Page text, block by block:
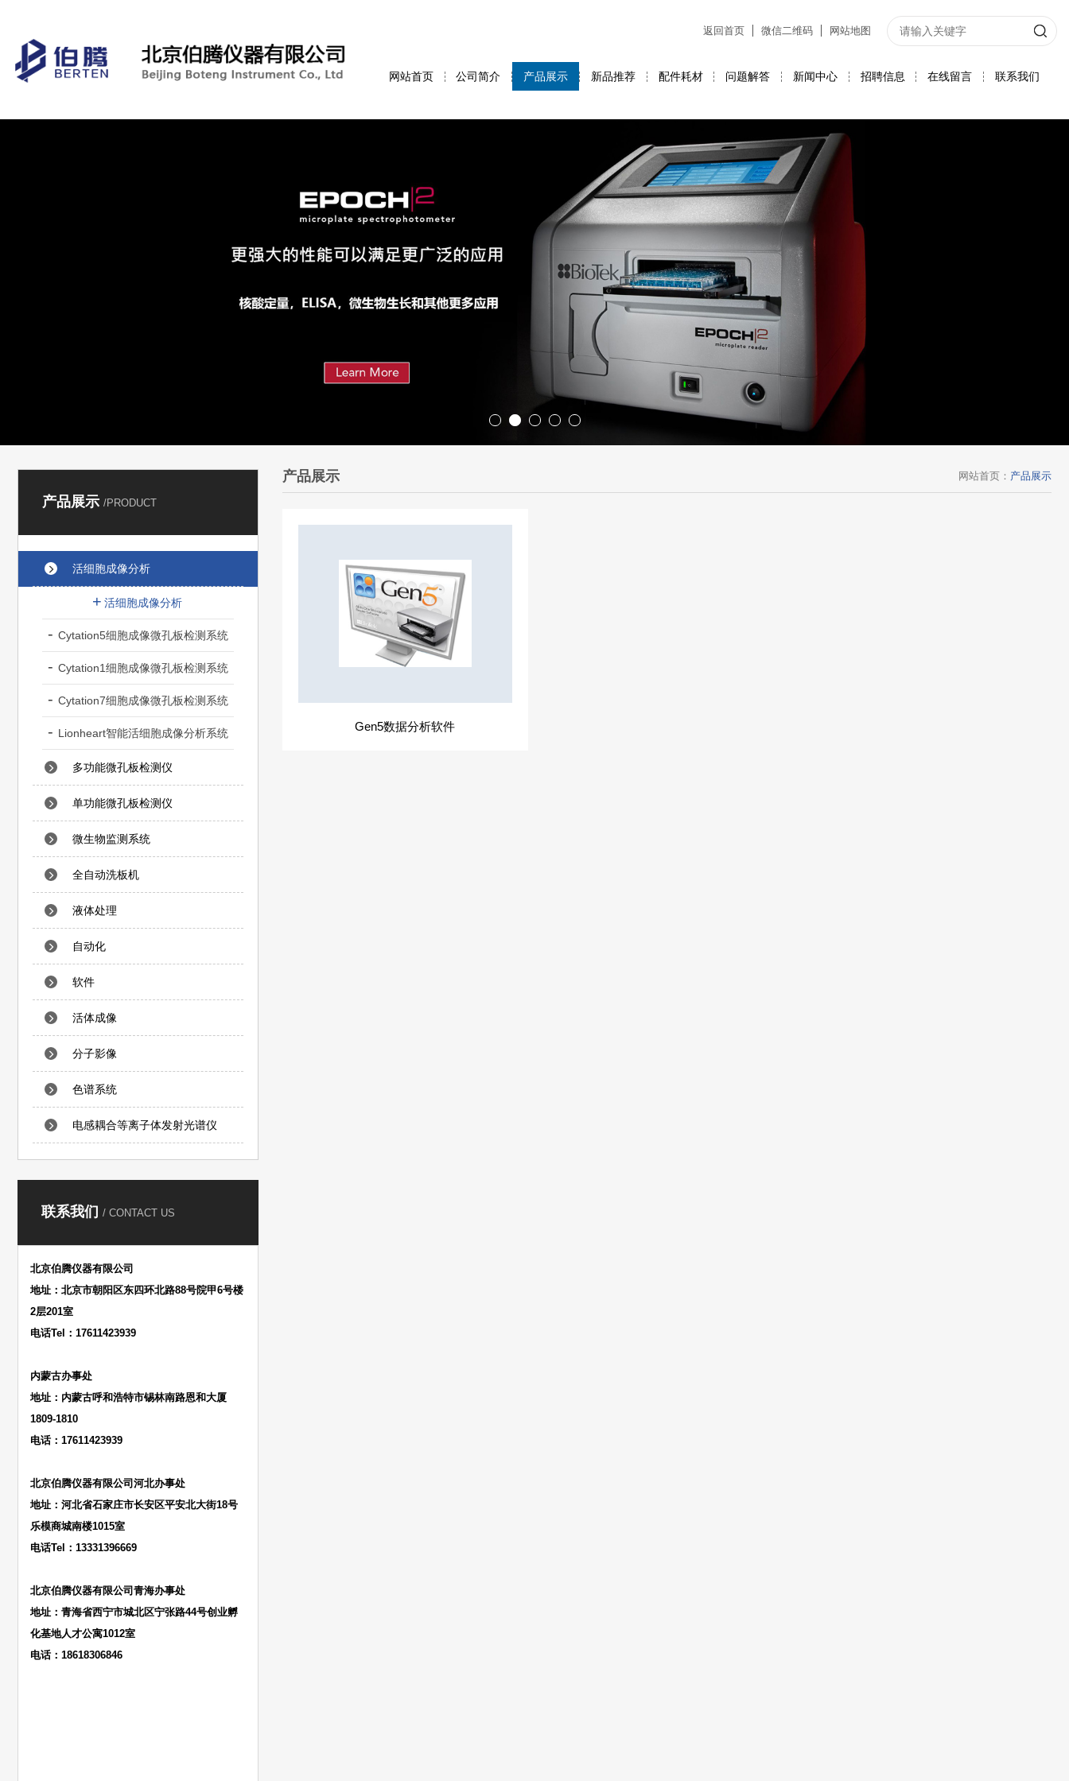
返回首页 微信二维码 网站地图
网站首页 公司简介 产品展示 新品推荐 配件耗材 问题解答 新闻中心 招聘信息 在线留言 联系我们
产品展示 /PRODUCT
活细胞成像分析
活细胞成像分析
Cytation5细胞成像微孔板检测系统
Cytation1细胞成像微孔板检测系统
Cytation7细胞成像微孔板检测系统
Lionheart智能活细胞成像分析系统
多功能微孔板检测仪
单功能微孔板检测仪
微生物监测系统
全自动洗板机
液体处理
自动化
软件
活体成像
分子影像
色谱系统
电感耦合等离子体发射光谱仪
联系我们 / CONTACT US
北京伯腾仪器有限公司
地址：北京市朝阳区东四环北路88号院甲6号楼
2层201室
电话Tel：17611423939
内蒙古办事处
地址：内蒙古呼和浩特市锡林南路恩和大厦
1809-1810
电话：17611423939
北京伯腾仪器有限公司河北办事处
地址：河北省石家庄市长安区平安北大街18号
乐模商城南楼1015室
电话Tel：13331396669
北京伯腾仪器有限公司青海办事处
地址：青海省西宁市城北区宁张路44号创业孵
化基地人才公寓1012室
电话：18618306846
产品展示 网站首页 ： 产品展示
Gen5数据分析软件